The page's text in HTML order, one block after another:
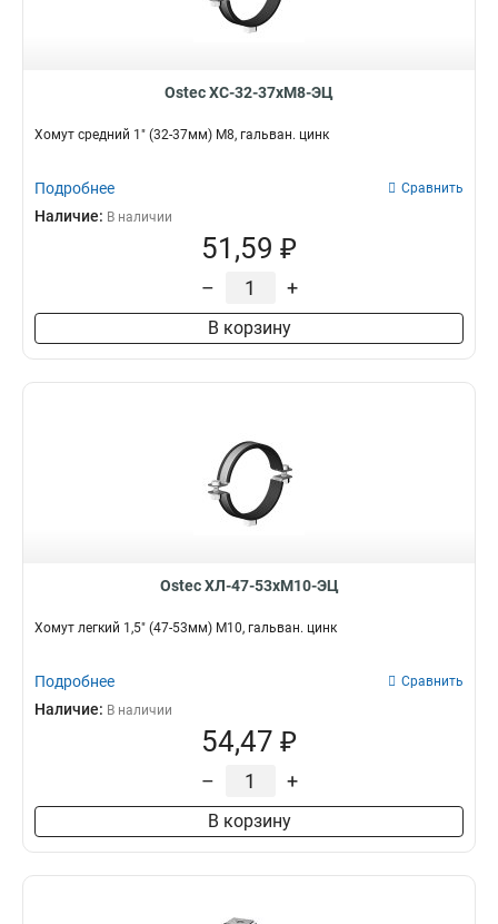
Ostec ХС-32-37хМ8-ЭЦ
Хомут средний 1" (32-37мм) М8, гальван. цинк
Подробнее Сравнить
Наличие: В наличии
51,59 ₽
– +
В корзину
Ostec ХЛ-47-53хМ10-ЭЦ
Хомут легкий 1,5" (47-53мм) М10, гальван. цинк
Подробнее Сравнить
Наличие: В наличии
54,47 ₽
– +
В корзину